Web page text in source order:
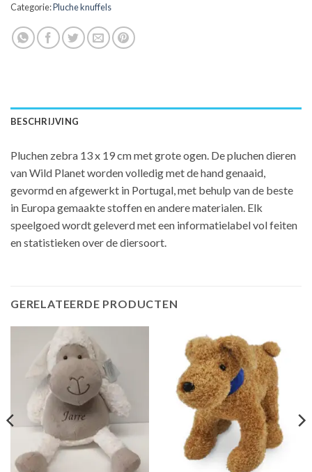
Categorie:Pluche knuffels
BESCHRIJVING
Pluchen zebra 13 x 19 cm met grote ogen. De pluchen dieren
van Wild Planet worden volledig met de hand genaaid,
gevormd en afgewerkt in Portugal, met behulp van de beste
in Europa gemaakte stoffen en andere materialen. Elk
speelgoed wordt geleverd met een informatielabel vol feiten
en statistieken over de diersoort.
GERELATEERDE PRODUCTEN